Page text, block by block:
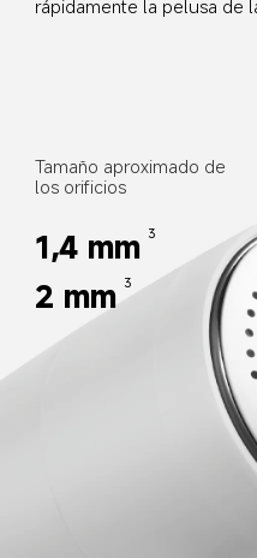
rápidamente la pelusa de
Tamaño aproximado de
los orificios
1,4 mm 3
2 mm 3